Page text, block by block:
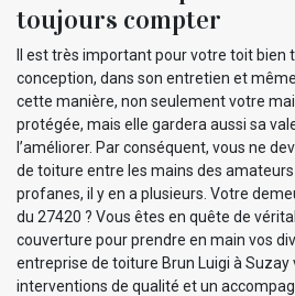
toujours compter
Il est très important pour votre toit bien
conception, dans son entretien et
cette manière, non seulement votre
protégée, mais elle gardera aussi sa
l’améliorer. Par conséquent, vous ne
de toiture entre les mains des amateurs
profanes, il y en a plusieurs. Votre
du 27420 ? Vous êtes en quête de
couverture pour prendre en main vos
entreprise de toiture Brun Luigi à Suzay
interventions de qualité et un